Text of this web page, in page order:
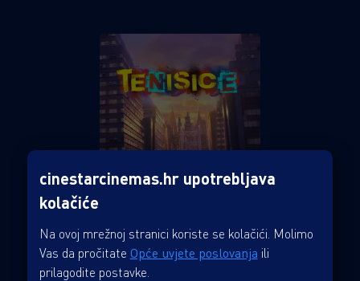
cinestarcinemas.hr upotrebljava
kolačiće
Na ovoj mrežnoj stranici koriste se kolačići. Molimo
Vas da pročitate Opće uvjete poslovanja ili
prilagodite postavke.